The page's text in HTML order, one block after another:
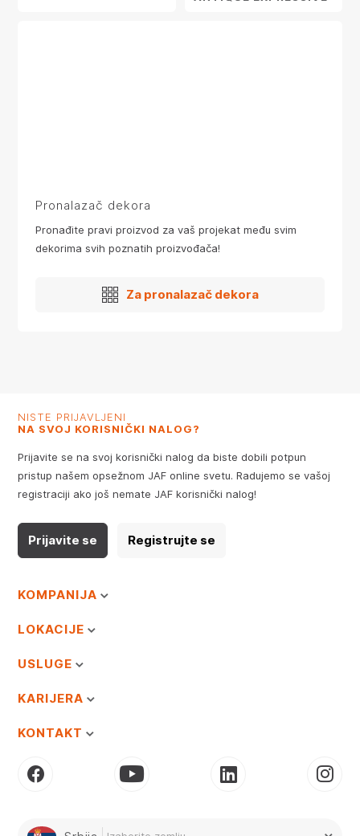
Pronalazač dekora
Pronađite pravi proizvod za vaš projekat među svim
dekorima svih poznatih proizvođača!
Za pronalazač dekora
NISTE PRIJAVLJENI
NA SVOJ KORISNIČKI NALOG?
Prijavite se na svoj korisnički nalog da biste dobili potpun
pristup našem opsežnom JAF online svetu. Radujemo se vašoj
registraciji ako još nemate JAF korisnički nalog!
Prijavite se Registrujte se
KOMPANIJA
LOKACIJE
USLUGE
KARIJERA
KONTAKT